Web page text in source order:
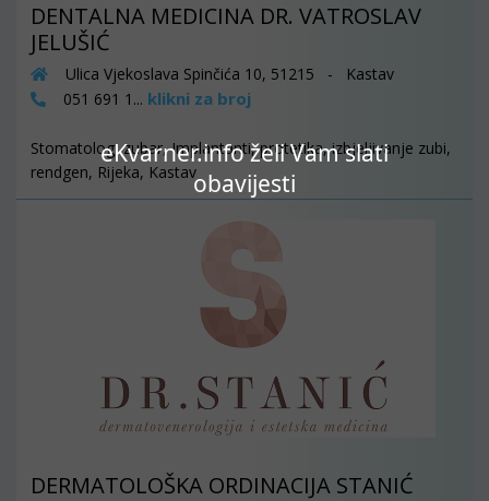
eKvarner.info želi Vam slati
obavijesti
DENTALNA MEDICINA DR. VATROSLAV
JELUŠIĆ
Ulica Vjekoslava Spinčića 10, 51215 - Kastav
051 691 1... klikni za broj
Stomatolog, zubar, Implantanti, protetika, izbjeljivanje zubi,
rendgen, Rijeka, Kastav
DERMATOLOŠKA ORDINACIJA STANIĆ